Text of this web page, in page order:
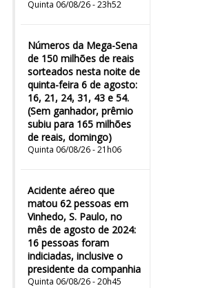
Quinta 06/08/26 - 23h52
Números da Mega-Sena
de 150 milhões de reais
sorteados nesta noite de
quinta-feira 6 de agosto:
16, 21, 24, 31, 43 e 54.
(Sem ganhador, prêmio
subiu para 165 milhões
de reais, domingo)
Quinta 06/08/26 - 21h06
Acidente aéreo que
matou 62 pessoas em
Vinhedo, S. Paulo, no
mês de agosto de 2024:
16 pessoas foram
indiciadas, inclusive o
presidente da companhia
Quinta 06/08/26 - 20h45